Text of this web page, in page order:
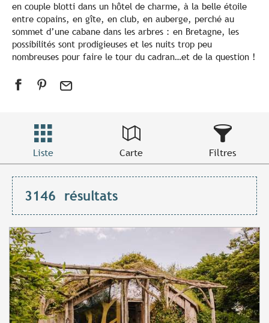
en couple blotti dans un hôtel de charme, à la belle étoile
entre copains, en gîte, en club, en auberge, perché au
sommet d’une cabane dans les arbres : en Bretagne, les
possibilités sont prodigieuses et les nuits trop peu
nombreuses pour faire le tour du cadran…et de la question !
Liste Carte Filtres
3146 résultats